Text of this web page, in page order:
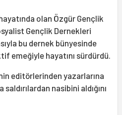
olan Özgür Gençlik
Gençlik Dernekleri
bu dernek bünyesinde
emeğiyle hayatını sürdürdü.
editörlerinden yazarlarına
nasibini aldığını